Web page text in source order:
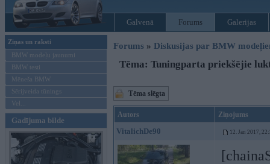
Galvenā Forums Galerijas
Ziņas un raksti
BMW modeļu jaunumi
BMW testi
Mēneša BMW
Sērijveida tūnings
Vel...
Gadījuma bilde
Forums » Diskusijas par BMW
Tēma: Tuningparta priekšējie
Tēma slēgta
Autors Ziņojums
VitalichDe90 12. Jan 2017,